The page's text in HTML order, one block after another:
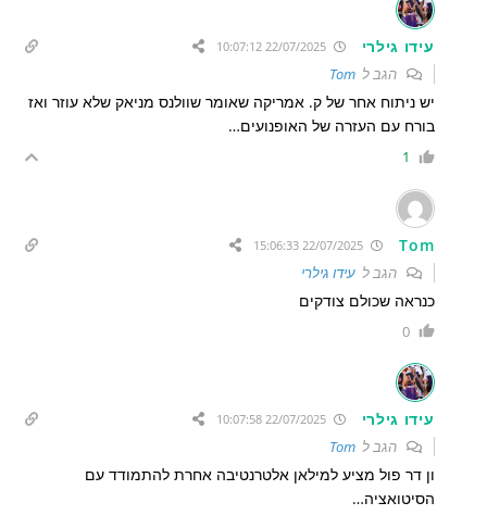
עידו גילרי 22/07/2025 10:07:12
הגב לTom
יש ניתוח אחר של ק. אמריקה שאומר שוולנס מניאק שלא עוזר ואז
בורח עם העזרה של האופנועים…
1
Tom
הגב לעידו גילרי
כנראה שכולם צודקים
0
עידו גילרי 22/07/2025 10:07:58
הגב לTom
ון דר פול מציע למילאן אלטרנטיבה אחרת להתמודד עם
הסיטואציה…